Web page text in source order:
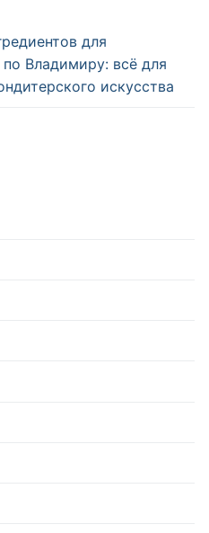
для
Владимиру: всё для
искусства